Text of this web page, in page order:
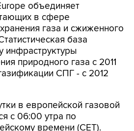
объединяет
в сфере
газа и сжиженного
база
инфраструктуры
природного газа с 2011
СПГ - с 2012
в европейской газовой
c 06:00 утра по
времени (CET).